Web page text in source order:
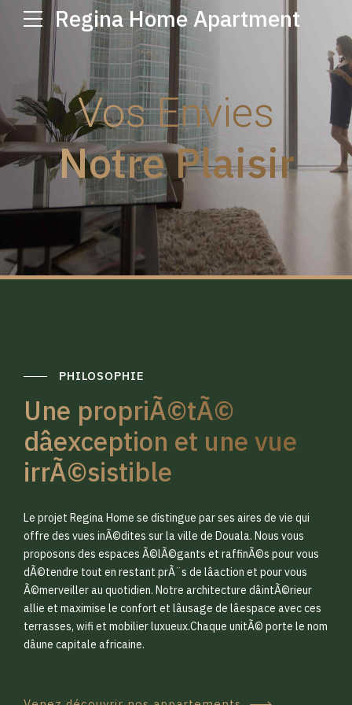
Regina Home Apartment
Vos Envies
Notre Plaisir
PHILOSOPHIE
Une propriÃ©tÃ©
dâexception et une vue
irrÃ©sistible
Le projet Regina Home se distingue par ses aires de vie qui
offre des vues inÃ©dites sur la ville de Douala. Nous vous
proposons des espaces Ã©lÃ©gants et raffinÃ©s pour vous
dÃ©tendre tout en restant prÃ¨s de lâaction et pour vous
Ã©merveiller au quotidien. Notre architecture dâintÃ©rieur
allie et maximise le confort et lâusage de lâespace avec ces
terrasses, wifi et mobilier luxueux.Chaque unitÃ© porte le nom
dâune capitale africaine.
0
1
2
3
0
1
2
3